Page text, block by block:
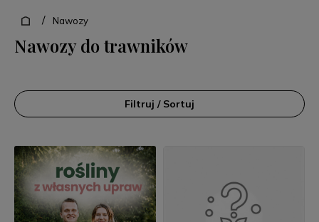
/ Nawozy
Nawozy do trawników
Filtruj / Sortuj